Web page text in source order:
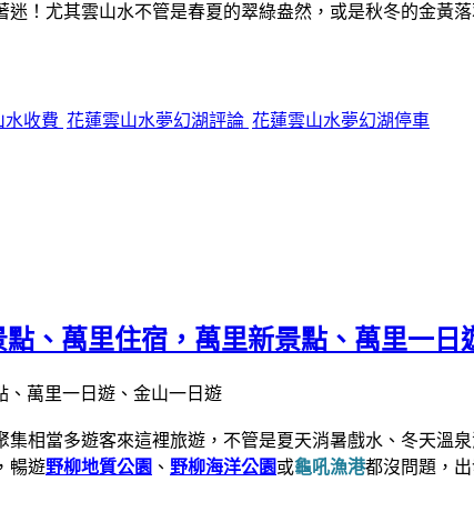
！尤其雲山水不管是春夏的翠綠盎然，或是秋冬的金黃
水收費 花蓮雲山水夢幻湖評論 花蓮雲山水夢幻湖停車
點、萬里住宿，萬里新景點、萬里一日
相當多遊客來這裡旅遊，不管是夏天消暑戲水、冬天溫
暢遊野柳地質公園 、 野柳海洋公園或龜吼漁港都沒問題，